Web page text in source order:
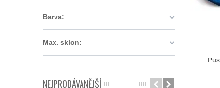
Barva:
Max. sklon:
NEJPRODÁVANĚJŠÍ